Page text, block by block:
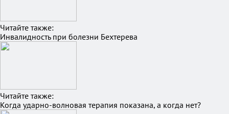
Читайте также:
Инвалидность при болезни Бехтерева
Читайте также:
Когда ударно-волновая терапия показана, а когда нет?